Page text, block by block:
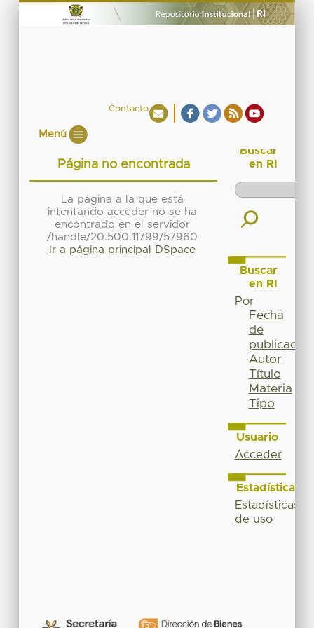
Contacto
Menú
Página no encontrada
La página a la que está
intentando acceder no se ha
encontrado en el servidor
/handle/20.500.11799/57960
Ir a página principal DSpace
Buscar
en RI
Buscar
en RI
Por
Fecha
de
publicación
Autor
Título
Materia
Tipo
Usuario
Acceder
Estadísticas
Estadísticas
de uso